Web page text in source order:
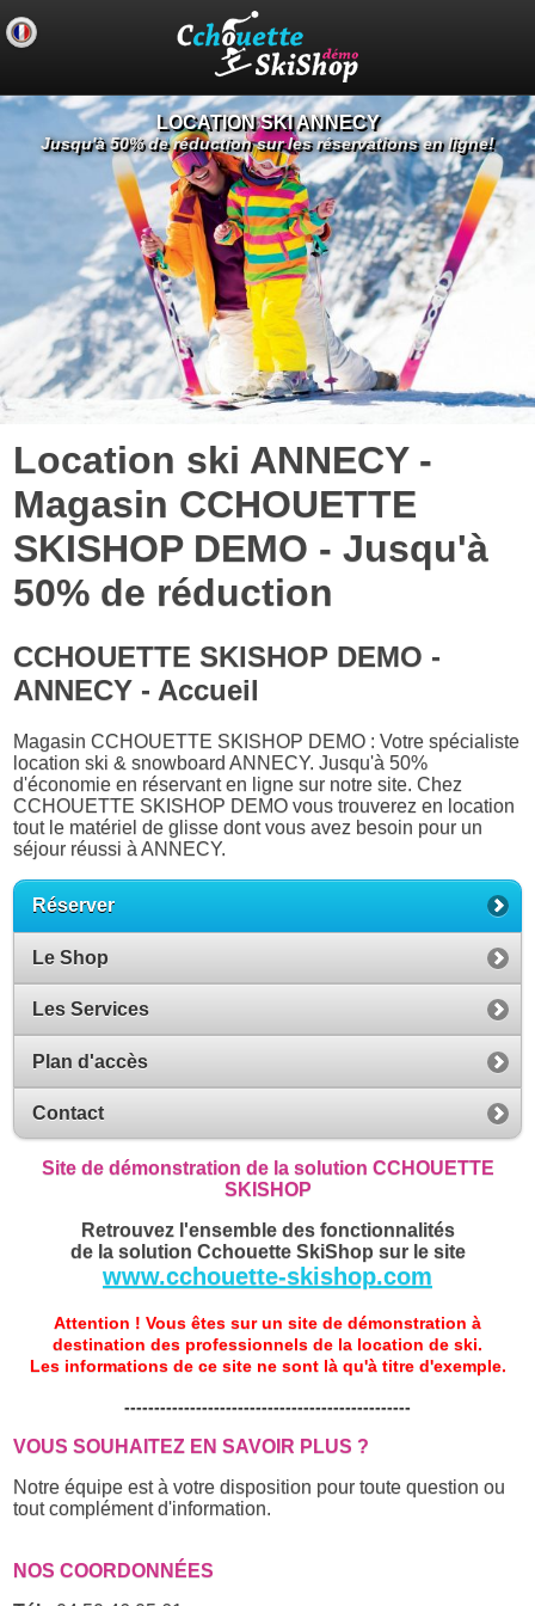
LOCATION SKI ANNECY
Jusqu'à 50% de réduction sur les réservations en ligne!
Location ski ANNECY -
Magasin CCHOUETTE
SKISHOP DEMO - Jusqu'à
50% de réduction
CCHOUETTE SKISHOP DEMO -
ANNECY - Accueil
Magasin CCHOUETTE SKISHOP DEMO : Votre spécialiste
location ski & snowboard ANNECY. Jusqu'à 50%
d'économie en réservant en ligne sur notre site. Chez
CCHOUETTE SKISHOP DEMO vous trouverez en location
tout le matériel de glisse dont vous avez besoin pour un
séjour réussi à ANNECY.
Réserver
Le Shop
Les Services
Plan d'accès
Contact
Site de démonstration de la solution CCHOUETTE
SKISHOP
Retrouvez l'ensemble des fonctionnalités
de la solution Cchouette SkiShop sur le site
www.cchouette-skishop.com
Attention ! Vous êtes sur un site de démonstration à
destination des professionnels de la location de ski.
Les informations de ce site ne sont là qu'à titre d'exemple.
------------------------------------------------
VOUS SOUHAITEZ EN SAVOIR PLUS ?
Notre équipe est à votre disposition pour toute question ou
tout complément d'information.
NOS COORDONNÉES